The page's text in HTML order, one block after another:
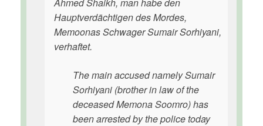
Hauptverdächtigen des Mordes,
Memoonas Schwager Sumair Sorhiyani,
verhaftet.
The main accused namely Sumair
Sorhiyani (brother in law of the
deceased Memona Soomro) has
been arrested by the police today